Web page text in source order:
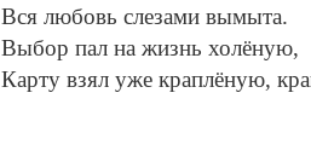
Вся любовь слезами вымыта.
Выбор пал на жизнь холёную,
Карту взял уже краплёную,